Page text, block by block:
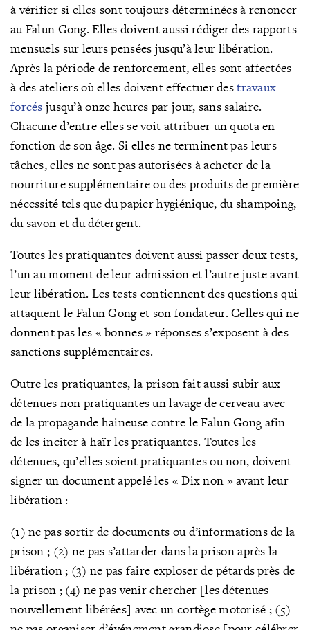
à vérifier si elles sont toujours déterminées à renoncer
au Falun Gong. Elles doivent aussi rédiger des rapports
mensuels sur leurs pensées jusqu’à leur libération.
Après la période de renforcement, elles sont affectées
à des ateliers où elles doivent effectuer destravaux
forcés jusqu’à onze heures par jour, sans salaire.
Chacune d’entre elles se voit attribuer un quota en
fonction de son âge. Si elles ne terminent pas leurs
tâches, elles ne sont pas autorisées à acheter de la
nourriture supplémentaire ou des produits de première
nécessité tels que du papier hygiénique, du shampoing,
du savon et du détergent.
Toutes les pratiquantes doivent aussi passer deux tests,
l’un au moment de leur admission et l’autre juste avant
leur libération. Les tests contiennent des questions qui
attaquent le Falun Gong et son fondateur. Celles qui ne
donnent pas les « bonnes » réponses s’exposent à des
sanctions supplémentaires.
Outre les pratiquantes, la prison fait aussi subir aux
détenues non pratiquantes un lavage de cerveau avec
de la propagande haineuse contre le Falun Gong afin
de les inciter à haïr les pratiquantes. Toutes les
détenues, qu’elles soient pratiquantes ou non, doivent
signer un document appelé les « Dix non » avant leur
libération :
(1) ne pas sortir de documents ou d’informations de la
prison ; (2) ne pas s’attarder dans la prison après la
libération ; (3) ne pas faire exploser de pétards près de
la prison ; (4) ne pas venir chercher [les détenues
nouvellement libérées] avec un cortège motorisé ; (5)